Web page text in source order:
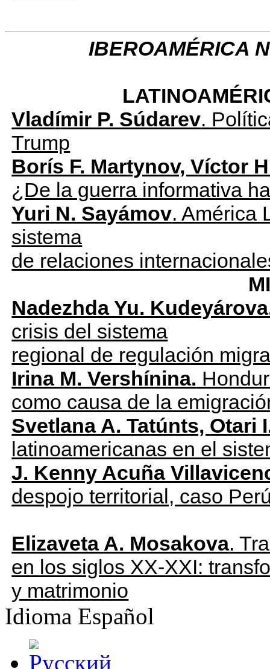
IBEROAMÉRICA
Vladímir P. Súdarev.
Trump
Borís F. Martynov, Víctor
¿De la guerra informativa
Yuri N. Sayámov. América
sistema
de relaciones
Nadezhda Yu.
crisis del sistema
regional de regulación
Irina M. Vershínina.
como causa de la
Svetlana A. Tatúnts, Otari
latinoamericanas en el
J. Kenny Acuña
despojo territorial, caso
Elizaveta A. Mosakova.
en los siglos XX-XXI:
y matrimonio
Idioma Español